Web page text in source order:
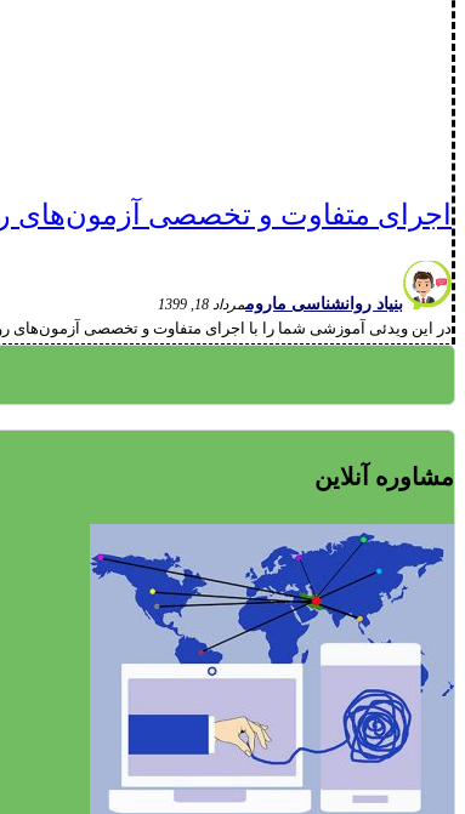
اجرای متفاوت و تخصصی آزمون‌های
بنیاد روانشناسی ماروممرداد 18, 1399
در این ویدئی آموزشی شما را با اجرای متفاوت و تخصصی آزمون‌های
مشاوره آنلاین